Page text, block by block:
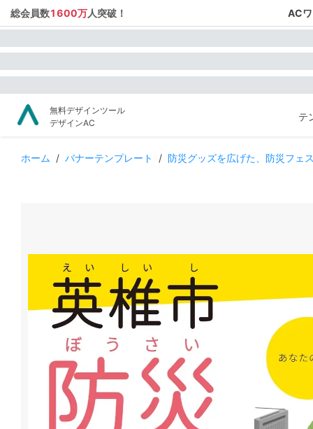
総会員数1600万人突破！ AC
無料デザインツール
デザインAC
テ
ホーム / バナーテンプレート / 防災グッズを広げた、防災フェ